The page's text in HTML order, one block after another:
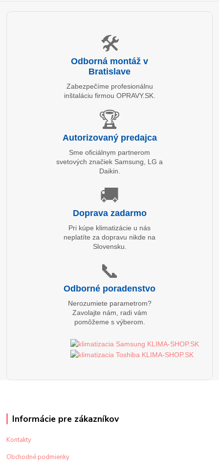
🛠️
Odborná montáž v
Bratislave
Zabezpečíme profesionálnu
inštaláciu firmou OPRAVY.SK.
🏆
Autorizovaný predajca
Sme oficiálnym partnerom
svetových značiek Samsung, LG a
Daikin.
🚚
Doprava zadarmo
Pri kúpe klimatizácie u nás
neplatíte za dopravu nikde na
Slovensku.
📞
Odborné poradenstvo
Nerozumiete parametrom?
Zavolajte nám, radi vám
pomôžeme s výberom.
Informácie pre zákazníkov
Kontakty
Obchodné podmienky